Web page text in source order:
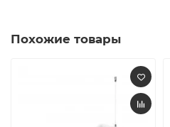
Похожие товары